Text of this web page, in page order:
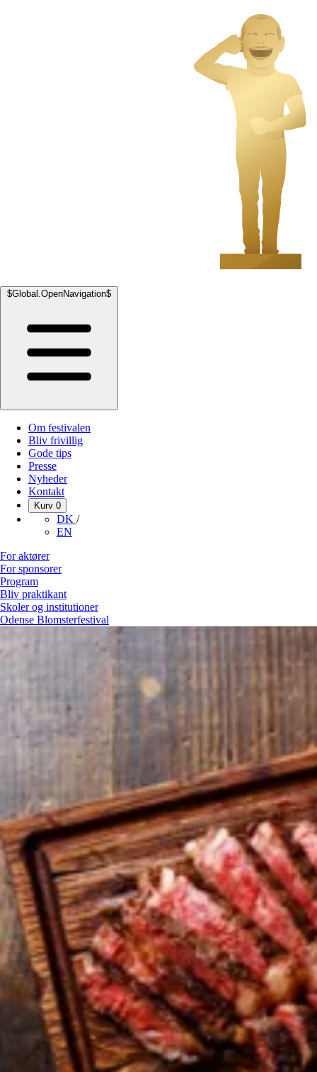
$Global.OpenNavigation$
Om festivalen
Bliv frivillig
Gode tips
Presse
Nyheder
Kontakt
Kurv 0
DK /
EN
For aktører
For sponsorer
Program
Bliv praktikant
Skoler og institutioner
Odense Blomsterfestival